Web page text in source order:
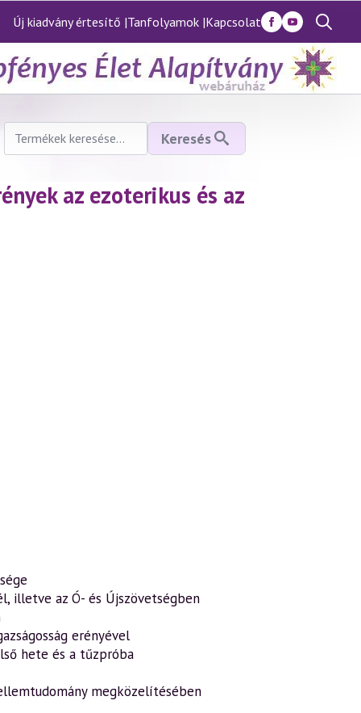
Új kiadvány értesítő |Tanfolyamok |Kapcsolat
Search
for:
Keresés
következőre:
Keresés
az ezoterikus és az
illetve az Ó- és Újszövetségben
erényével
hete és a tűzpróba
megközelítésében